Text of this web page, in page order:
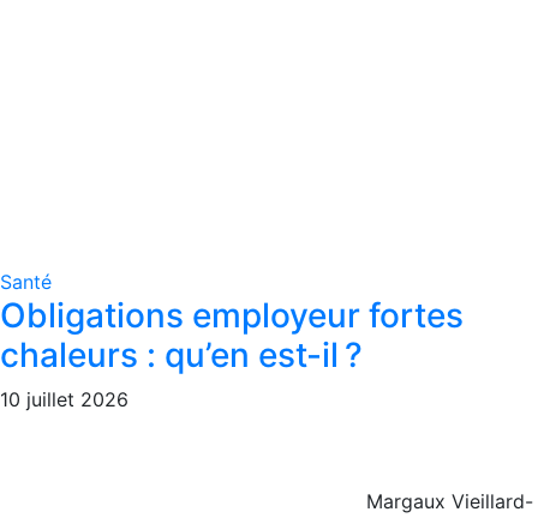
Santé
Obligations employeur fortes
chaleurs : qu’en est-il ?
10 juillet 2026
Margaux Vieillard-